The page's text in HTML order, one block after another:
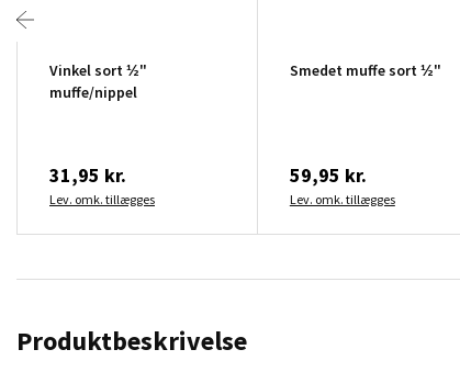
Vinkel sort ½"
muffe/nippel
31,95 kr.
Lev. omk. tillægges
Smedet muffe sort ½"
59,95 kr.
Lev. omk. tillægges
Produktbeskrivelse